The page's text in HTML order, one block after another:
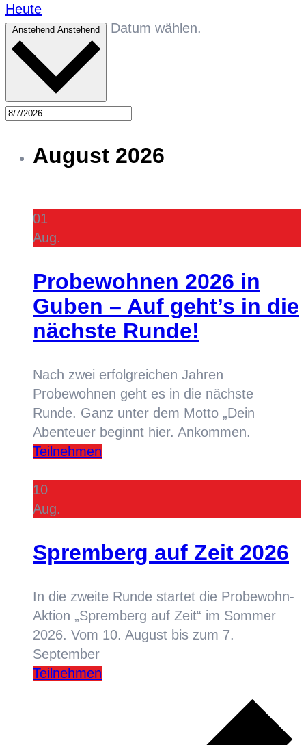
Heute
Anstehend Anstehend Datum wählen.
August 2026
01
Aug.
Probewohnen 2026 in
Guben – Auf geht’s in die
nächste Runde!
Nach zwei erfolgreichen Jahren
Probewohnen geht es in die nächste
Runde. Ganz unter dem Motto „Dein
Abenteuer beginnt hier. Ankommen.
Teilnehmen
10
Aug.
Spremberg auf Zeit 2026
In die zweite Runde startet die Probewohn-
Aktion „Spremberg auf Zeit“ im Sommer
2026. Vom 10. August bis zum 7.
September
Teilnehmen